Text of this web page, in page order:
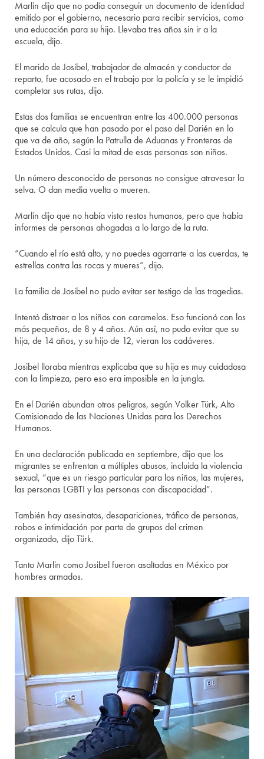
Marlin dijo que no podía conseguir un documento de identidad
emitido por el gobierno, necesario para recibir servicios, como
una educación para su hijo. Llevaba tres años sin ir a la
escuela, dijo.
El marido de Josibel, trabajador de almacén y conductor de
reparto, fue acosado en el trabajo por la policía y se le impidió
completar sus rutas, dijo.
Estas dos familias se encuentran entre las 400.000 personas
que se calcula que han pasado por el paso del Darién en lo
que va de año, según la Patrulla de Aduanas y Fronteras de
Estados Unidos. Casi la mitad de esas personas son niños.
Un número desconocido de personas no consigue atravesar la
selva. O dan media vuelta o mueren.
Marlin dijo que no había visto restos humanos, pero que había
informes de personas ahogadas a lo largo de la ruta.
“Cuando el río está alto, y no puedes agarrarte a las cuerdas, te
estrellas contra las rocas y mueres”, dijo.
La familia de Josibel no pudo evitar ser testigo de las tragedias.
Intentó distraer a los niños con caramelos. Eso funcionó con los
más pequeños, de 8 y 4 años. Aún así, no pudo evitar que su
hija, de 14 años, y su hijo de 12, vieran los cadáveres.
Josibel lloraba mientras explicaba que su hija es muy cuidadosa
con la limpieza, pero eso era imposible en la jungla.
En el Darién abundan otros peligros, según Volker Türk, Alto
Comisionado de las Naciones Unidas para los Derechos
Humanos.
En una declaración publicada en septiembre, dijo que los
migrantes se enfrentan a múltiples abusos, incluida la violencia
sexual, “que es un riesgo particular para los niños, las mujeres,
las personas LGBTI y las personas con discapacidad”.
También hay asesinatos, desapariciones, tráfico de personas,
robos e intimidación por parte de grupos del crimen
organizado, dijo Türk.
Tanto Marlin como Josibel fueron asaltadas en México por
hombres armados.